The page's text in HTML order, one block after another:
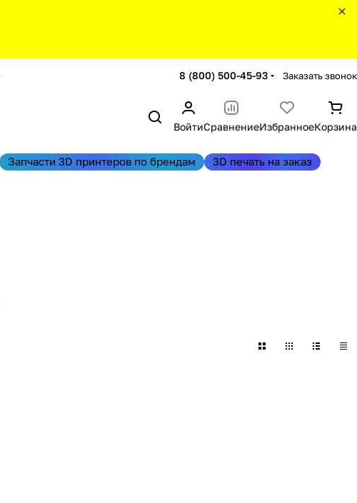
8 (800) 500-45-93 Заказать звонок
ВойтиСравнениеИзбранноеКорзина
Запчасти 3D принтеров по брендам 3D печать на заказ